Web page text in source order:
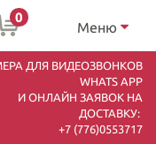
0
Меню
ДЛЯ ВИДЕОЗВОНКОВ
WHATS APP
И ОНЛАЙН ЗАЯВОК НА
ДОСТАВКУ:
+7 (776)0553717